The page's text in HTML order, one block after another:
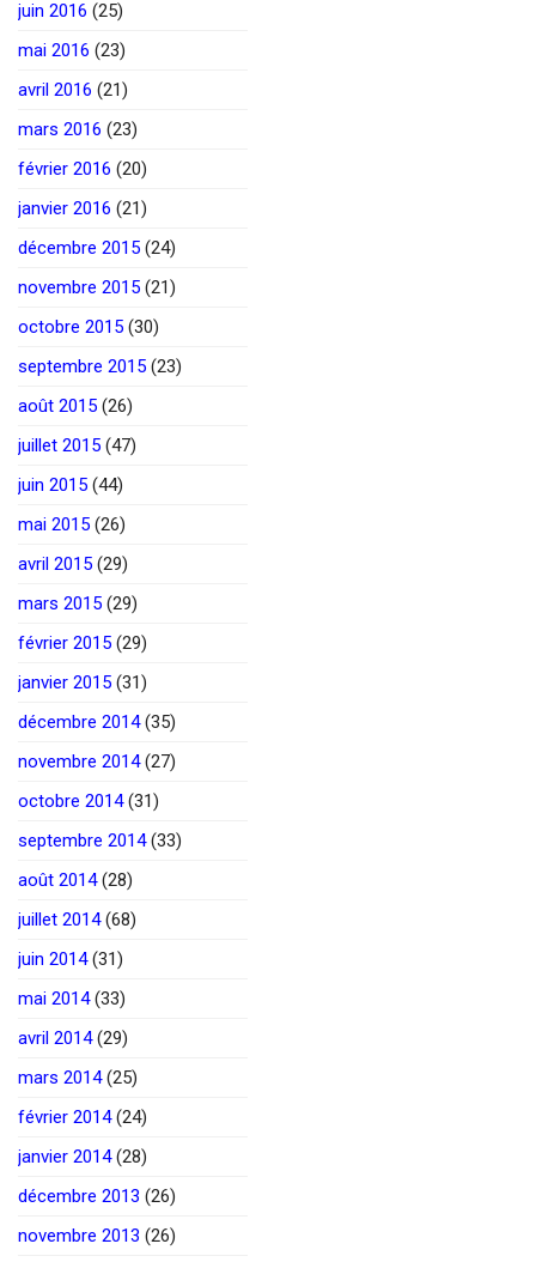
juin 2016 (25)
mai 2016 (23)
avril 2016 (21)
mars 2016 (23)
février 2016 (20)
janvier 2016 (21)
décembre 2015 (24)
novembre 2015 (21)
octobre 2015 (30)
septembre 2015 (23)
août 2015 (26)
juillet 2015 (47)
juin 2015 (44)
mai 2015 (26)
avril 2015 (29)
mars 2015 (29)
février 2015 (29)
janvier 2015 (31)
décembre 2014(35)
novembre 2014(27)
octobre 2014(31)
septembre 2014(33)
août 2014(28)
juillet 2014(68)
juin 2014(31)
mai 2014(33)
avril 2014(29)
mars 2014(25)
février 2014(24)
janvier 2014(28)
décembre 2013 (26)
novembre 2013 (26)